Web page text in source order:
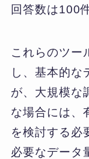
回答数は100
これらのツー
し、基本的な
が、大規模な
な場合には、
を検討する必
必要なデータ